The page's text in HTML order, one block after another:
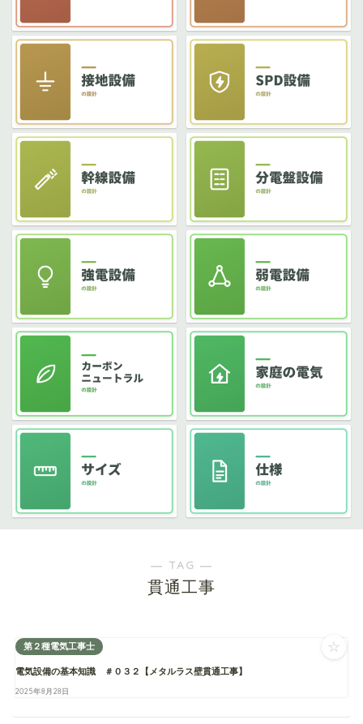
― TAG ―
貫通工事
第２種電気工事士
電気設備の基本知識 ＃０３２【メタルラス壁貫通工事】
2025年8月28日
☆